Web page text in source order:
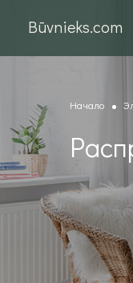
Būvnieks.com
Начало